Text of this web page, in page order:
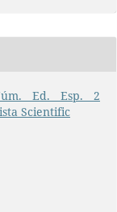
Ed. Esp. 2
Scientific